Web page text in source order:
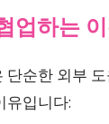
업하는
단순한 외부
유입니다: